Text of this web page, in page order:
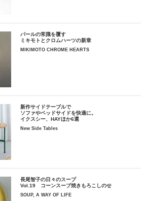
パールの常識を覆す
ミキモトとクロムハーツの新章
MIKIMOTO CHROME HEARTS
新作サイドテーブルで
ソファやベッドサイドを快適に。
イクスシー、HAYほか6選
New Side Tables
長尾智子の日々のスープ
Vol.19 コーンスープ焼きもろこしのせ
SOUP, A WAY OF LIFE